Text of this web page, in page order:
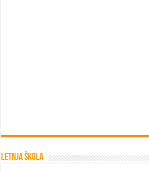
Letnja škola